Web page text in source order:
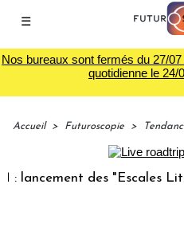
☰
Nos bureaux sont fermés du 27/
quotidienne le 24/
Accueil > Futuroscopie >
des "Escales